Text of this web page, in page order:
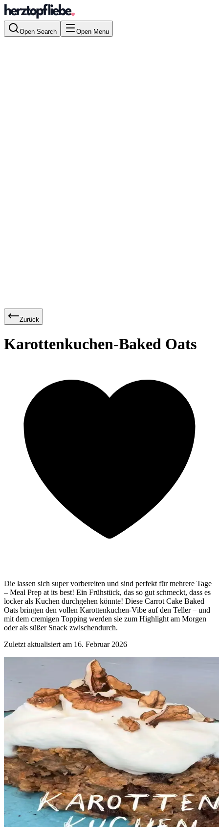
Open Search Open Menu
Zurück
Karottenkuchen-Baked Oats
Die lassen sich super vorbereiten und sind perfekt für mehrere Tage
– Meal Prep at its best! Ein Frühstück, das so gut schmeckt, dass es
locker als Kuchen durchgehen könnte! Diese Carrot Cake Baked
Oats bringen den vollen Karottenkuchen-Vibe auf den Teller – und
mit dem cremigen Topping werden sie zum Highlight am Morgen
oder als süßer Snack zwischendurch.
Zuletzt aktualisiert am 16. Februar 2026